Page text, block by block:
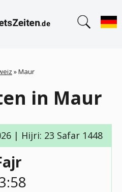
»Maur
in Maur
| Hijri: 23 Safar 1448